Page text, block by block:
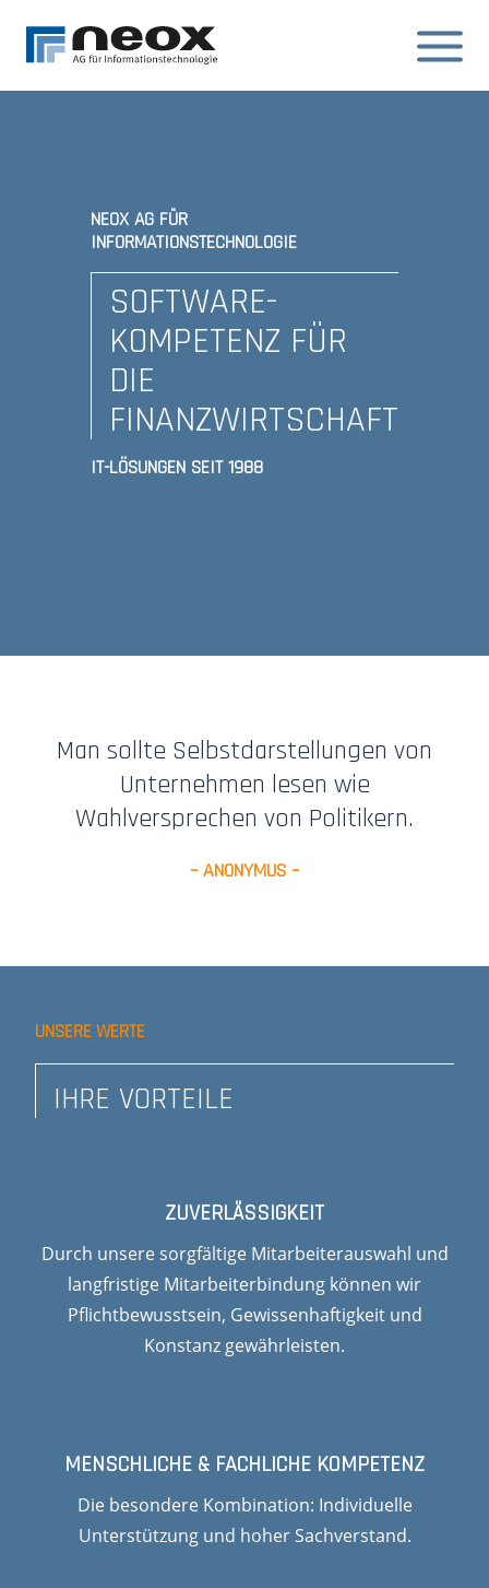
NEOX AG FÜR
INFORMATIONSTECHNOLOGIE
SOFTWARE-
KOMPETENZ FÜR
DIE
FINANZWIRTSCHAFT
IT-LÖSUNGEN SEIT 1988
Man sollte Selbstdarstellungen von
Unternehmen lesen wie
Wahlversprechen von Politikern.
– ANONYMUS –
UNSERE WERTE
IHRE VORTEILE
ZUVERLÄSSIGKEIT
Durch unsere sorgfältige Mitarbeiterauswahl und
langfristige Mitarbeiterbindung können wir
Pflichtbewusstsein, Gewissenhaftigkeit und
Konstanz gewährleisten.
MENSCHLICHE & FACHLICHE KOMPETENZ
Die besondere Kombination: Individuelle
Unterstützung und hoher Sachverstand.